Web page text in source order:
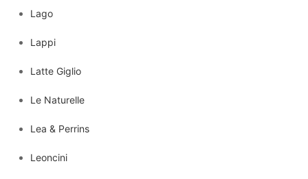
Lago
Lappi
Latte Giglio
Le Naturelle
Lea & Perrins
Leoncini